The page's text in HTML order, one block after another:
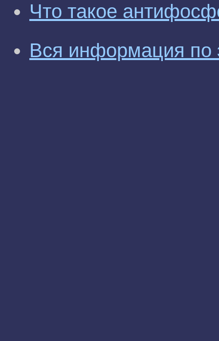
Что такое
Вся информация по